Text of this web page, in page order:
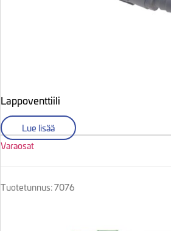
Lappoventtiili
Lue lisää
Varaosat
Tuotetunnus: 7076